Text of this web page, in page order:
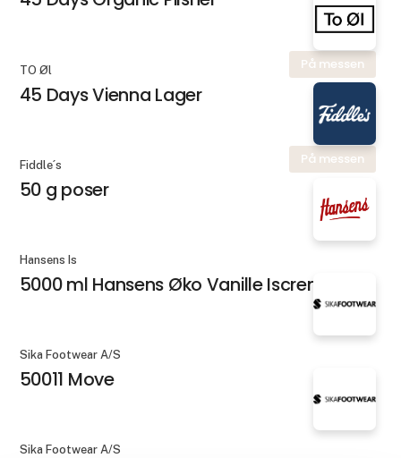
På messen
TO Øl
45 Days Vienna Lager
På messen
Fiddle´s
50 g poser
Hansens Is
5000 ml Hansens Øko Vanille Iscreme
Sika Footwear A/S
50011 Move
Sika Footwear A/S